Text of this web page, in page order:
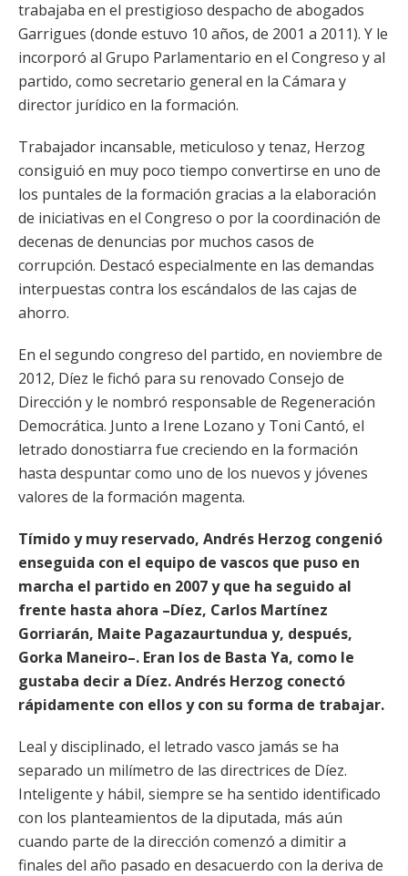
trabajaba en el prestigioso despacho de abogados
Garrigues (donde estuvo 10 años, de 2001 a 2011). Y le
incorporó al Grupo Parlamentario en el Congreso y al
partido, como secretario general en la Cámara y
director jurídico en la formación.
Trabajador incansable, meticuloso y tenaz, Herzog
consiguió en muy poco tiempo convertirse en uno de
los puntales de la formación gracias a la elaboración
de iniciativas en el Congreso o por la coordinación de
decenas de denuncias por muchos casos de
corrupción. Destacó especialmente en las demandas
interpuestas contra los escándalos de las cajas de
ahorro.
En el segundo congreso del partido, en noviembre de
2012, Díez le fichó para su renovado Consejo de
Dirección y le nombró responsable de Regeneración
Democrática. Junto a Irene Lozano y Toni Cantó, el
letrado donostiarra fue creciendo en la formación
hasta despuntar como uno de los nuevos y jóvenes
valores de la formación magenta.
Tímido y muy reservado, Andrés Herzog congenió
enseguida con el equipo de vascos que puso en
marcha el partido en 2007 y que ha seguido al
frente hasta ahora –Díez, Carlos Martínez
Gorriarán, Maite Pagazaurtundua y, después,
Gorka Maneiro–. Eran los de Basta Ya, como le
gustaba decir a Díez. Andrés Herzog conectó
rápidamente con ellos y con su forma de trabajar.
Leal y disciplinado, el letrado vasco jamás se ha
separado un milímetro de las directrices de Díez.
Inteligente y hábil, siempre se ha sentido identificado
con los planteamientos de la diputada, más aún
cuando parte de la dirección comenzó a dimitir a
finales del año pasado en desacuerdo con la deriva de